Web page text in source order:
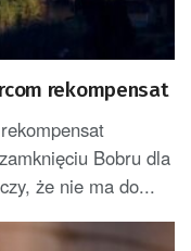
rekompensat
Bobru dla
że nie ma do...